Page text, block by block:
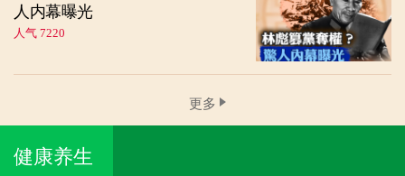
人内幕曝光
人气 7220
更多
健康养生